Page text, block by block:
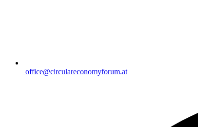
office@circulareconomyforum.at